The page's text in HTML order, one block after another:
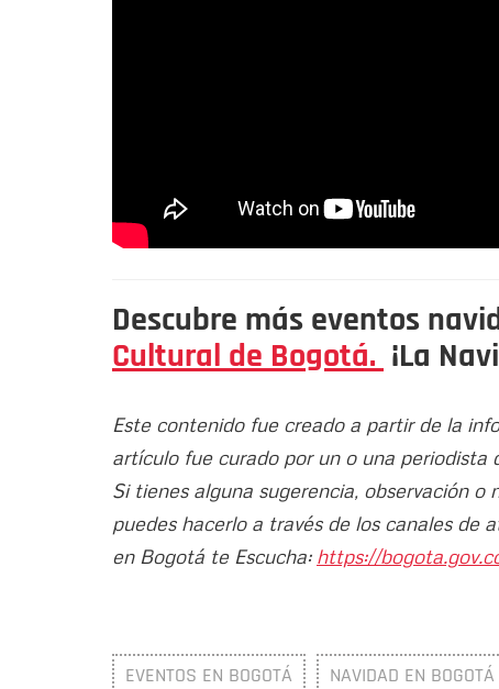
Descubre más eventos
Cultural de Bogotá. ¡La
Este contenido fue creado a partir de la
artículo fue curado por un o una periodista
Si tienes alguna sugerencia, observación
puedes hacerlo a través de los canales de
en Bogotá te Escucha: https://
EVENTOS EN BOGOTÁ NAVIDAD EN BOGOTÁ